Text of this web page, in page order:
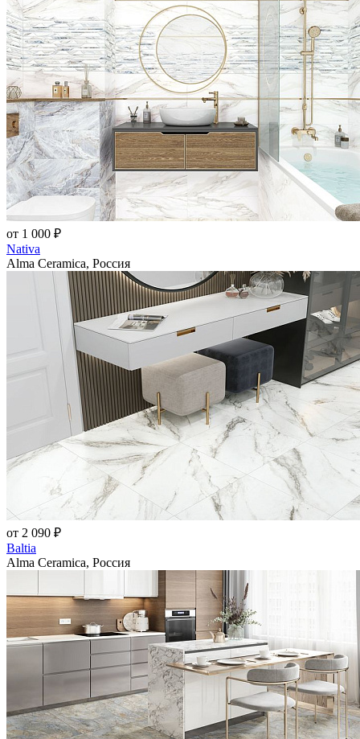
от 1 000 ₽
Nativa
Alma Ceramica, Россия
от 2 090 ₽
Baltia
Alma Ceramica, Россия